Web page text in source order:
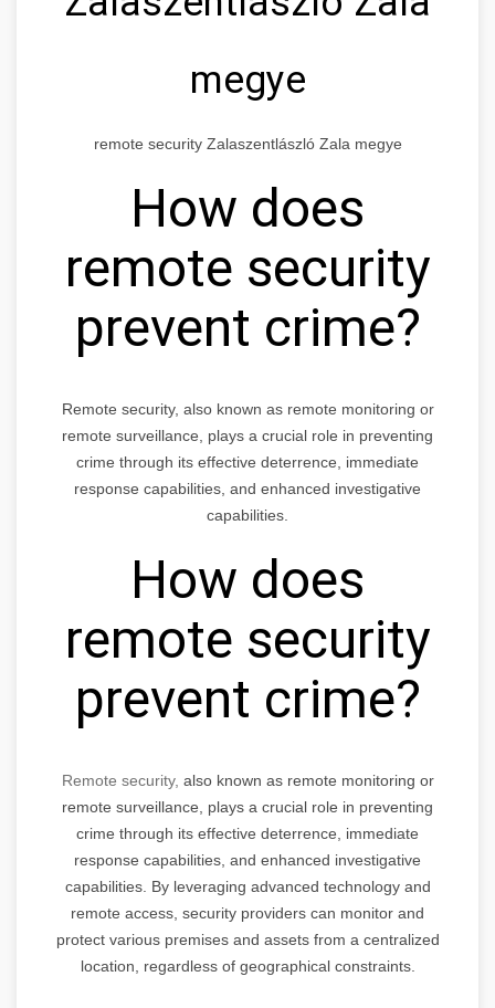
megye
remote security Zalaszentlászló Zala megye
How does
remote security
prevent crime?
Remote security, also known as remote monitoring or
remote surveillance, plays a crucial role in preventing
crime through its effective deterrence, immediate
response capabilities, and enhanced investigative
capabilities.
How does
remote security
prevent crime?
Remote security, also known as remote monitoring or
remote surveillance, plays a crucial role in preventing
crime through its effective deterrence, immediate
response capabilities, and enhanced investigative
capabilities. By leveraging advanced technology and
remote access, security providers can monitor and
protect various premises and assets from a centralized
location, regardless of geographical constraints.